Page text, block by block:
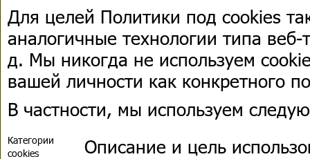
Для целей Политики под cookies
аналогичные технологии типа
д. Мы никогда не используем
вашей личности как конкретного
В частности, мы используем
Категории
cookies
Описание и цель